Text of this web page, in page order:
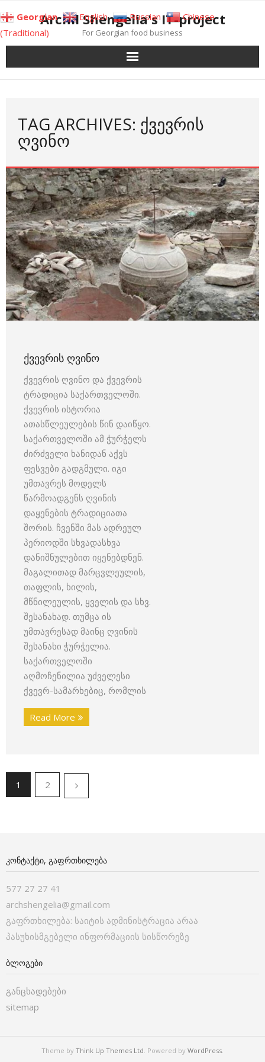
to
content
Archil Shengelia's IT-project
For Georgian food business
TAG ARCHIVES: ᲥᲕᲔᲕᲠᲘᲡ
ᲦᲕᲘᲜᲝ
ᲥᲕᲔᲕᲠᲘᲡ ᲦᲕᲘᲜᲝ
ქვევრის ღვინო და ქვევრის
ტრადიცია საქართველოში.
ქვევრის ისტორია
ათასწლეულების წინ დაიწყო.
საქართველოში ამ ჭურჭელს
ძირძველი ხანიდან აქვს
ფესვები გადგმული. იგი
უმთავრეს მოდელს
წარმოადგენს ღვინის
დაყენების ტრადიციათა
შორის. ჩვენში მას ადრეულ
პერიოდში სხვადასხვა
დანიშნულებით იყენებდნენ.
მაგალითად მარცვლეულის,
თაფლის, ხილის,
მწნილეულის, ყველის და სხვ.
შესანახად. თუმცა ის
უმთავრესად მაინც ღვინის
შესანახი ჭურჭელია.
საქართველოში
აღმოჩენილია უძველესი
ქვევრ-სამარხებიც, რომლის
Read More
1 2
ᲙᲝᲜᲢᲐᲥᲢᲘ, ᲒᲐᲤᲠᲗᲮᲘᲚᲔᲑᲐ
577 27 27 41
archshengelia@gmail.com
გაფრთხილება: საიტის ადმინისტრაცია არაა
პასუხისმგებელი ინფორმაციის სისწორეზე
ᲑᲚᲝᲒᲔᲑᲘ
განცხადებები
sitemap
Theme by Think Up Themes Ltd . Powered by WordPress
Georgian English Russian
Chinese
(Traditional)